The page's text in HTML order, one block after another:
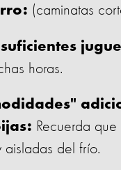
(caminatas
horas.
Recuerda
aisladas del frío.